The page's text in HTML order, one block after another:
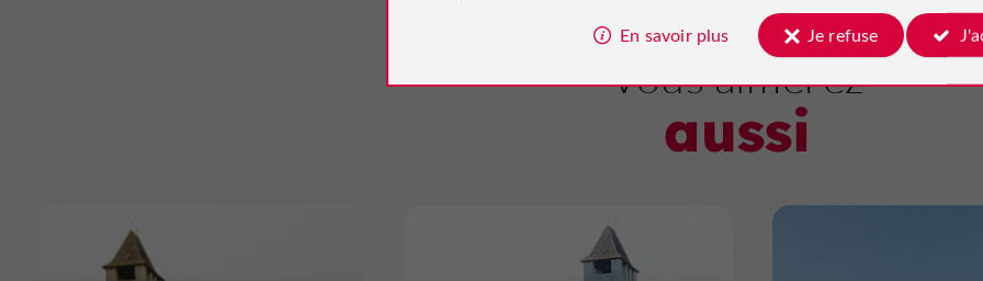
Plaines cultivées de
Sites Naturels Monflanquin
Vous aimerez
aussi
En savoir plus Je refuse